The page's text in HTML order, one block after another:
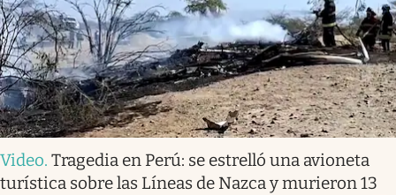
Video. Tragedia en Perú: se estrelló una avioneta
turística sobre las Líneas de Nazca y murieron 13